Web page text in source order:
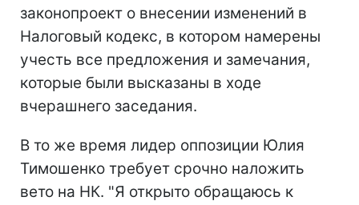
законопроект о внесении изменений в
Налоговый кодекс, в котором намерены
учесть все предложения и замечания,
которые были высказаны в ходе
вчерашнего заседания.
В то же время лидер оппозиции Юлия
Тимошенко требует срочно наложить
вето на НК. "Я открыто обращаюсь к